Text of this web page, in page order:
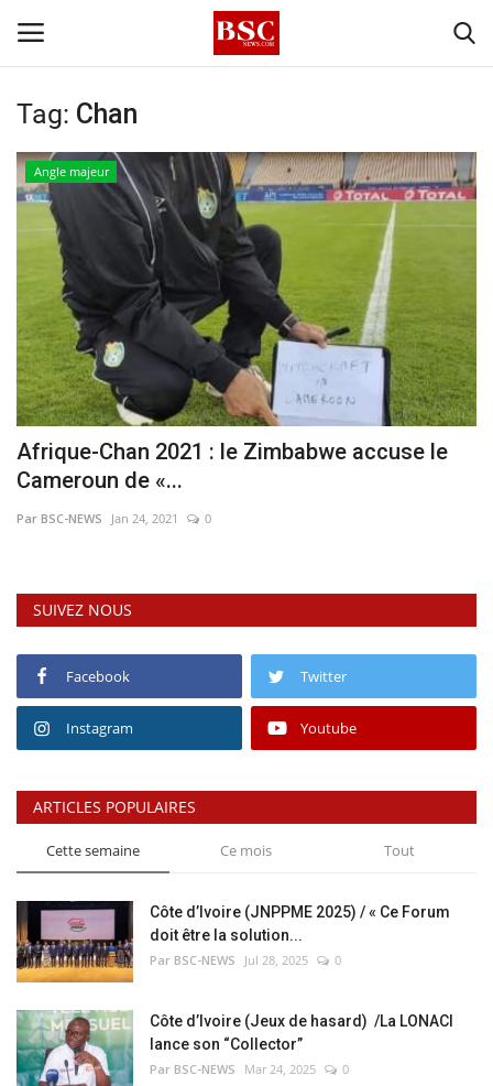
Accueil
Contact
A propos
Signature
Témoignage
Business
Culture
Sublimes cerveaux
Sport
Autr'Actu
Tag: Chan
Angle majeur
Afrique-Chan 2021 : le Zimbabwe accuse le
Cameroun de «...
Par BSC-NEWS Jan 24, 2021 0
SUIVEZ NOUS
Facebook Twitter
Instagram Youtube
ARTICLES POPULAIRES
Cette semaine Ce mois Tout
Côte d’Ivoire (JNPPME 2025) / « Ce Forum
doit être la solution...
Par BSC-NEWS Jul 28, 2025 0
Côte d’Ivoire (Jeux de hasard) /La LONACI
lance son “Collector”
Par BSC-NEWS Mar 24, 2025 0